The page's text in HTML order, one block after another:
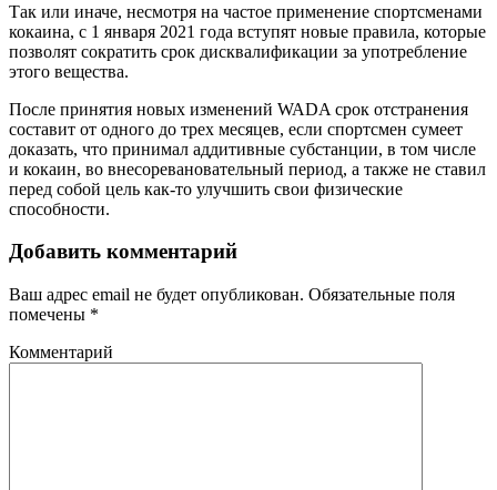
Так или иначе, несмотря на частое применение спортсменами
кокаина, с 1 января 2021 года вступят новые правила, которые
позволят сократить срок дисквалификации за употребление
этого вещества.
После принятия новых изменений WADA срок отстранения
составит от одного до трех месяцев, если спортсмен сумеет
доказать, что принимал аддитивные субстанции, в том числе
и кокаин, во внесоревановательный период, а также не ставил
перед собой цель как-то улучшить свои физические
способности.
Добавить комментарий
Ваш адрес email не будет опубликован. Обязательные поля
помечены *
Комментарий